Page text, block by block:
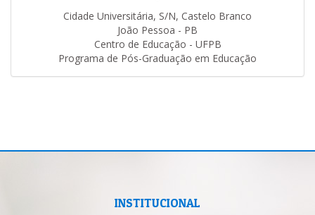
Cidade Universitária, S/N, Castelo Branco
João Pessoa - PB
Centro de Educação - UFPB
Programa de Pós-Graduação em Educação
INSTITUCIONAL